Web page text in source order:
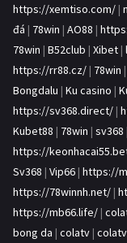
https://xemtiso.com/ |
đá | 78win | AO88 |
78win | B52club | Xibet |
https://rr88.cz/ | 78win |
Bongdalu | Ku casino |
https://sv368.direct/ |
Kubet88 | 78win | sv368
https://
Sv368 | Vip66 | https://
https://78winnh.net/ |
https://mb66.life/ |
bong da | colatv |